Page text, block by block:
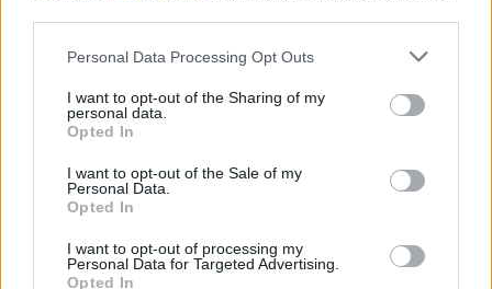
Personal Data Processing Opt Outs
I want to opt-out of the Sharing of my
personal data.
Opted In
I want to opt-out of the Sale of my
Personal Data.
Opted In
I want to opt-out of processing my
Personal Data for Targeted Advertising.
Opted In
Energyfit
Alicante (Alicante)
Ver más